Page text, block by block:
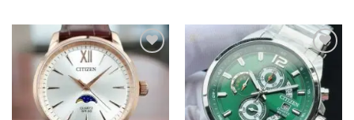
Add to
Wishlist
Add to
Wishlist